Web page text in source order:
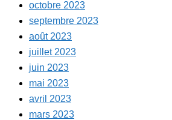
octobre 2023
septembre 2023
août 2023
juillet 2023
juin 2023
mai 2023
avril 2023
mars 2023